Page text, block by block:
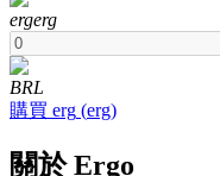
ergerg
BRL
購買 erg (erg)
關於 Ergo